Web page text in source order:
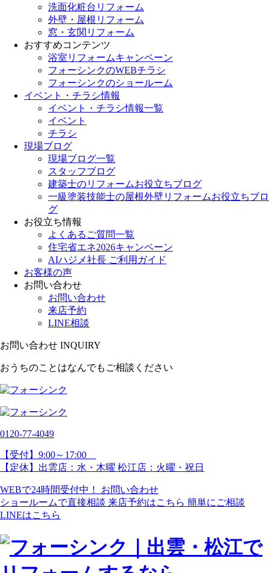
洗面化粧台リフォーム
外壁・屋根リフォーム
窓・玄関リフォーム
おすすめコンテンツ
浴室リフォームキャンペーン
フォーシンクのWEBチラシ
フォーシンクのショールーム
イベント・チラシ情報
イベント・チラシ情報一覧
イベント
チラシ
現場ブログ
現場ブログ一覧
スタッフブログ
建築士のリフォームお役立ちブログ
一級塗装技能士の屋根外壁リフォームお役立ちブロ
グ
お役立ち情報
よくあるご質問一覧
住宅省エネ2026キャンペーン
AIハジメ社長 ご利用ガイド
お客様の声
お問い合わせ
お問い合わせ
来店予約
LINE相談
お問い合わせ INQUIRY
おうちのことはなんでもご相談ください
0120-77-4049
【受付】9:00～17:00
【定休】出雲店：水・木曜 松江店：火曜・祝日
WEBで24時間受付中！
お問い合わせ
ショールームで直接相談 来店予約はこちら 簡単にご相談
LINEはこちら